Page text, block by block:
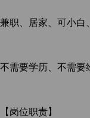
兼职、居家、可小白
不需要学历、不需要
【岗位职责】